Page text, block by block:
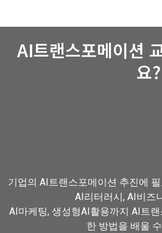
AI트랜스포메이션
요?
기업의 AI트랜스포메이션 추진에
AI리터러시, AI비즈
AI마케팅, 생성형AI활용까지 AI트
한 방법을 배울